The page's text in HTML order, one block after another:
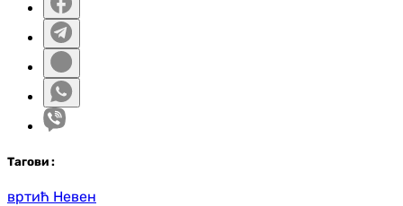
Тагови :
вртић Невен